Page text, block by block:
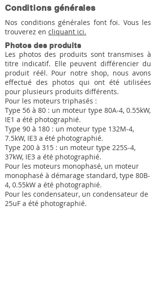
Conditions générales
Nos conditions générales font foi. Vous les
trouverez en cliquant ici.
Photos des produits
Les photos des produits sont transmises à
titre indicatif. Elle peuvent différencier du
produit réél. Pour notre shop, nous avons
effectué des photos qui ont été utilisées
pour plusieurs produits différents.
Pour les moteurs triphasés :
Type 56 à 80 : un moteur type 80A-4, 0.55kW,
IE1 a été photographié.
Type 90 à 180 : un moteur type 132M-4,
7.5kW, IE3 a été photographié.
Type 200 à 315 : un moteur type 225S-4,
37kW, IE3 a été photographié.
Pour les moteurs monophasé, un moteur
monophasé à démarage standard, type 80B-
4, 0.55kW a été photographié.
Pour les condensateur, un condensateur de
25uF a été photographié.